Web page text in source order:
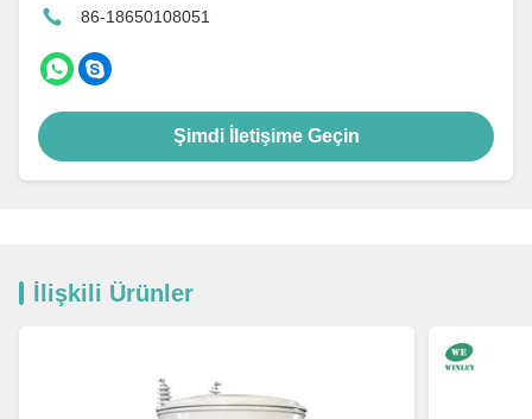
86-18650108051
Şimdi İletişime Geçin
İlişkili Ürünler